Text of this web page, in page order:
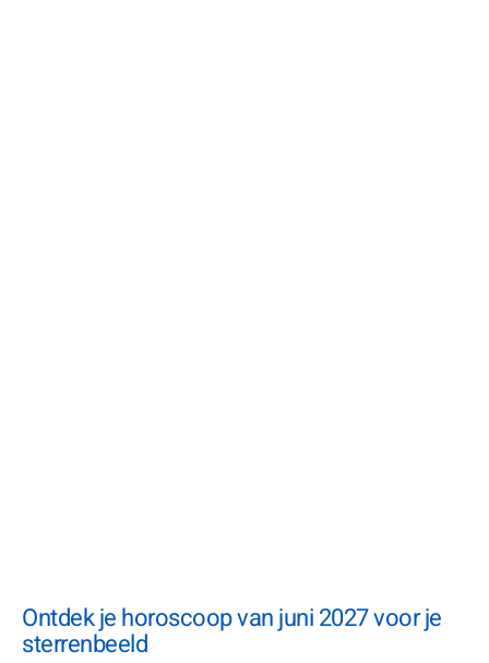
Ontdek je horoscoop van juni 2027 voor je
sterrenbeeld